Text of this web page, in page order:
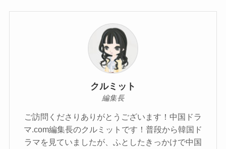
クルミット
編集長
ご訪問くださりありがとうございます！中国ドラ
マ.com編集長のクルミットです！普段から韓国ド
ラマを見ていましたが、ふとしたきっかけで中国